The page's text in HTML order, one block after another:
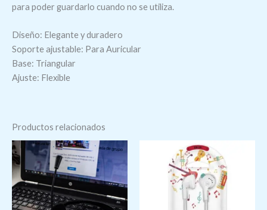
para poder guardarlo cuando no se utiliza.
Diseño: Elegante y duradero
Soporte ajustable: Para Auricular
Base: Triangular
Ajuste: Flexible
Productos relacionados